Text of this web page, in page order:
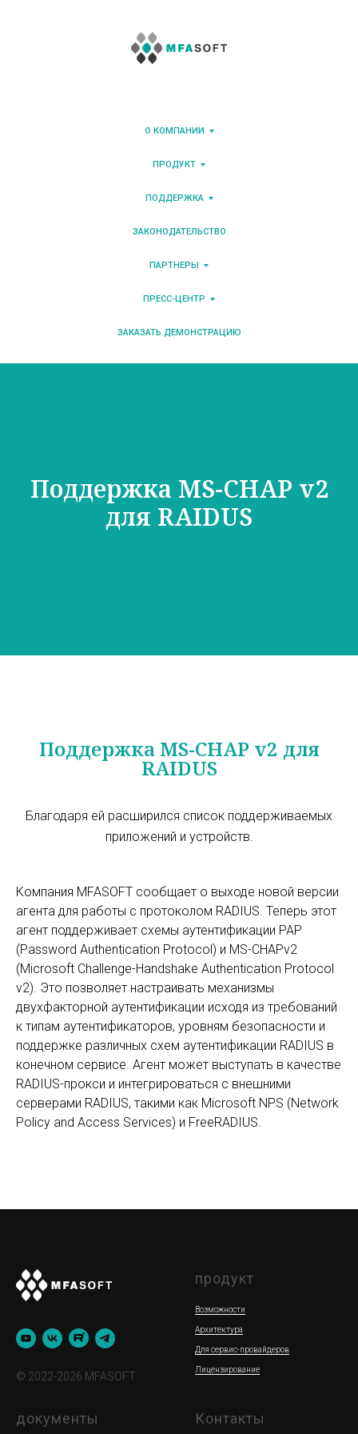
О КОМПАНИИ
ПРОДУКТ
ПОДДЕРЖКА
ЗАКОНОДАТЕЛЬСТВО
ПАРТНЕРЫ
ПРЕСС-ЦЕНТР
ЗАКАЗАТЬ ДЕМОНСТРАЦИЮ
Поддержка MS-CHAP v2
для RAIDUS
Поддержка MS-CHAP v2 для
RAIDUS
Благодаря ей расширился список поддерживаемых
приложений и устройств.
Компания MFASOFT сообщает о выходе новой версии
агента для работы с протоколом RADIUS. Теперь этот
агент поддерживает схемы аутентификации PAP
(Password Authentication Protocol) и MS-CHAPv2
(Microsoft Challenge-Handshake Authentication Protocol
v2). Это позволяет настраивать механизмы
двухфакторной аутентификации исходя из требований
к типам аутентификаторов, уровням безопасности и
поддержке различных схем аутентификации RADIUS в
конечном сервисе. Агент может выступать в качестве
RADIUS-прокси и интегрироваться с внешними
серверами RADIUS, такими как Microsoft NPS (Network
Policy and Access Services) и FreeRADIUS.
© 2022-2026 MFASOFT
продукт
Возможности
Архитектура
Для сервис-провайдеров
Лицензирование
документы Контакты